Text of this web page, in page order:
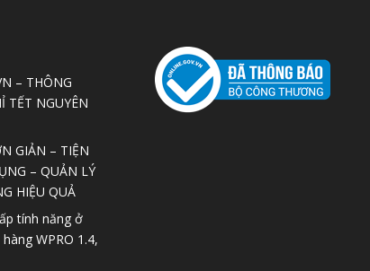
– THÔNG
TẾT NGUYÊN
GIẢN – TIỆN
– QUẢN LÝ
HIỆU QUẢ
tính năng ở
WPRO 1.4,